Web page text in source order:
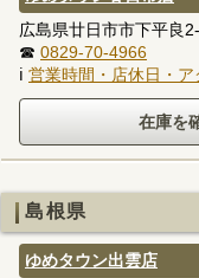
広島県廿日市市下平良
☎ 0829-70-4966
ℹ 営業時間・店休日・
島根県
ゆめタウン出雲店